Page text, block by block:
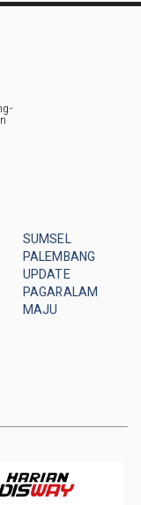
SUMSEL
PALEMBANG
UPDATE
PAGARALAM
MAJU